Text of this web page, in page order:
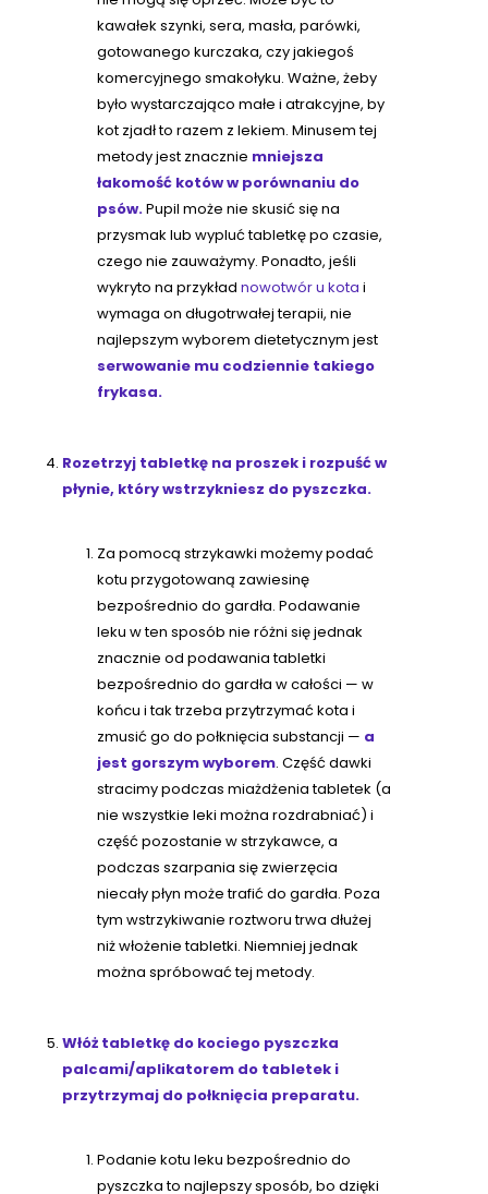
kawałek szynki, sera, masła, parówki,
gotowanego kurczaka, czy jakiegoś
komercyjnego smakołyku. Ważne, żeby
było wystarczająco małe i atrakcyjne, by
kot zjadł to razem z lekiem. Minusem tej
metody jest znacznie mniejsza
łakomość kotów w porównaniu do
psów.Pupil może nie skusić się na
przysmak lub wypluć tabletkę po czasie,
czego nie zauważymy. Ponadto, jeśli
wykryto na przykład nowotwór u kota i
wymaga on długotrwałej terapii, nie
najlepszym wyborem dietetycznym jest
serwowanie mu codziennie takiego
frykasa.
Rozetrzyj tabletkę na proszek i rozpuść w
płynie, który wstrzykniesz do pyszczka.
Za pomocą strzykawki możemy podać
kotu przygotowaną zawiesinę
bezpośrednio do gardła. Podawanie
leku w ten sposób nie różni się jednak
znacznie od podawania tabletki
bezpośrednio do gardła w całości — w
końcu i tak trzeba przytrzymać kota i
zmusić go do połknięcia substancji — a
jest gorszym wyborem. Część dawki
stracimy podczas miażdżenia tabletek (a
nie wszystkie leki można rozdrabniać) i
część pozostanie w strzykawce, a
podczas szarpania się zwierzęcia
niecały płyn może trafić do gardła. Poza
tym wstrzykiwanie roztworu trwa dłużej
niż włożenie tabletki. Niemniej jednak
można spróbować tej metody.
Włóż tabletkę do kociego pyszczka
palcami/aplikatorem do tabletek i
przytrzymaj do połknięcia preparatu.
Podanie kotu leku bezpośrednio do
pyszczka to najlepszy sposób, bo dzięki